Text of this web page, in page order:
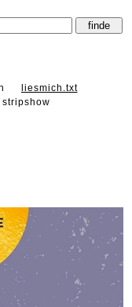
liesmich.txt
stripshow